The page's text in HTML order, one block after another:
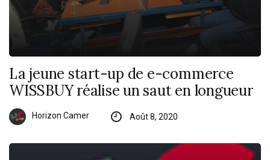
La jeune start-up de e-commerce
WISSBUY réalise un saut en longueur
Horizon Camer Août 8, 2020